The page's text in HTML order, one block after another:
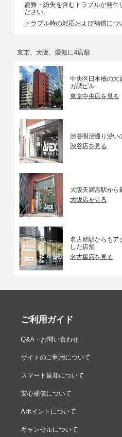
盗難・紛失を含むトラブルが発生
ださい。
トラブル時の対応および補償につ
東京、大阪、愛知に4店舗
中央区日本橋の大
ガ調ビル
東京中央店を見る
渋谷明治通り沿い
渋谷店を見る
大阪天満宮駅から
大阪店を見る
名古屋駅からもア
した店舗
名古屋店を見る
ご利用ガイド
Q&A・お問い合わせ
サイトのご利用について
スマート返却について
安心補償について
Aポイントについて
キャンセルについて